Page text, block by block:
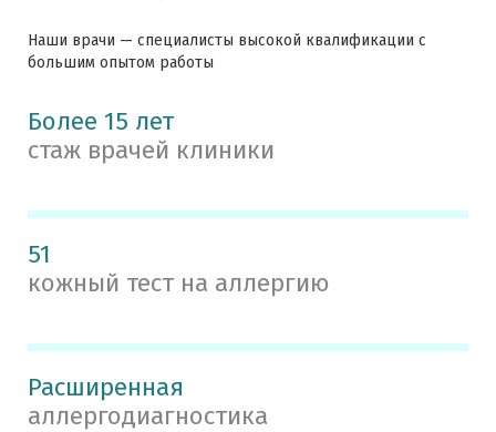
Наши врачи — специалисты высокой квалификации с
большим опытом работы
Более 15 лет
стаж врачей клиники
51
кожный тест на аллергию
Расширенная
аллергодиагностика